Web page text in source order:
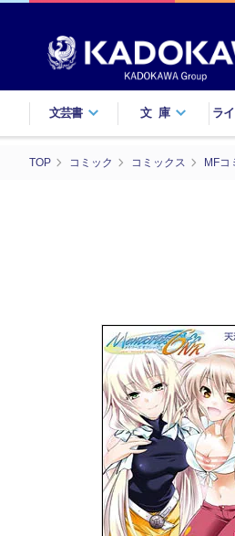
文芸書 文庫 ラ
TOP コミック コミックス MFコ